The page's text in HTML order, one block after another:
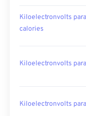
Kiloelectronvolts
calories
Kiloelectronvolts
Kiloelectronvolts